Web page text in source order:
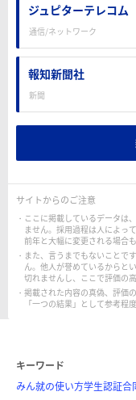
ジュピターテレコム
通信/ネットワーク
報知新聞社
新聞
サイトからのご注意
ここに掲載しているデータは
ません。採用過程は人によっ
前年と大幅に変更される場合も
また、言うまでもないことで
ん。他人が誉めているからと
切れませんし、ここで評価の
掲載された内容の真偽、評価
「一つの結果」として参考程
キーワード
みん就の使い方学生認証合